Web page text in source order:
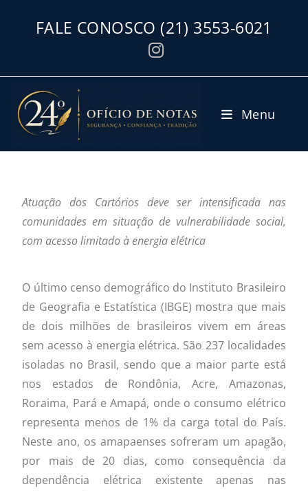
FALE CONOSCO (21) 3553-6021
Menu
Atuação dos Cartórios deve ser intensificada nas
comunidades em situação de vulnerabilidade social,
com acesso limitado à energia elétrica
O último censo demográfico do Instituto Brasileiro
de Geografia e Estatística (IBGE) mostra que mais
de dois milhões de brasileiros vivem em áreas
sem acesso à energia elétrica. São 237 localidades
isoladas no Brasil, sendo que a maior parte está
nos estados de Rondônia, Acre, Amazonas,
Roraima, Pará e Amapá, onde o consumo elétrico
representa menos de 1% da carga total do País.
Neste ano, os amapaenses sofreram um apagão,
por mais de 20 dias, como consequência da
dependência elétrica existente apenas nas